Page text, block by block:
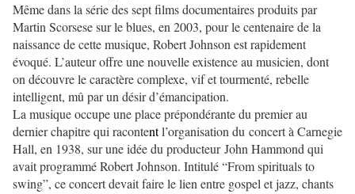
Même dans la série desseptfilms documentaires produits par
Martin Scorsese sur le blues, en 2003, pour le centenaire de la
naissance de cette musique, Robert Johnson est rapidement
évoqué. L’auteur offre une nouvelle existence au musicien, dont
on découvre le caractère complexe, vif et tourmenté, rebelle
intelligent, mû par un désir d’émancipation.
La musique occupe une place prépondérante du premier au
dernier chapitre qui racontentl’organisation du concert à Carnegie
Hall, en 1938, sur une idée du producteur John Hammond qui
avait programmé Robert Johnson. Intitulé “From spirituals to
swing”, ce concert devait faire le lien entre gospel et jazz, chants